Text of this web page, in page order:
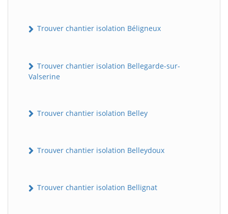
Trouver chantier isolation Béligneux
Trouver chantier isolation Bellegarde-sur-
Valserine
Trouver chantier isolation Belley
Trouver chantier isolation Belleydoux
Trouver chantier isolation Bellignat